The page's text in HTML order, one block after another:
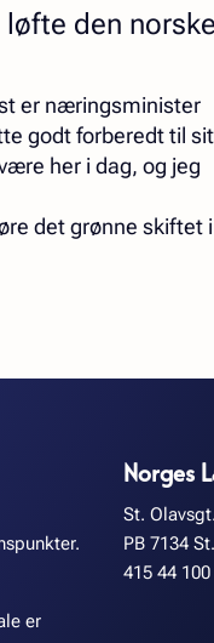
den norske
er næringsminister
godt forberedt til
her i dag, og jeg
det grønne skiftet i
er
Norges
St.
PB 7134
415 44 100